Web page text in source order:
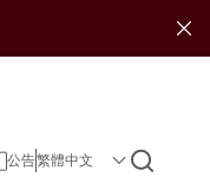
公告